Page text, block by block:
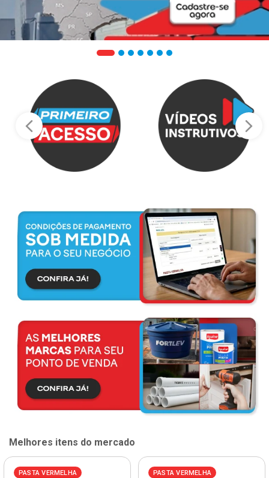
Melhores itens do mercado
PASTA VERMELHA PASTA VERMELHA